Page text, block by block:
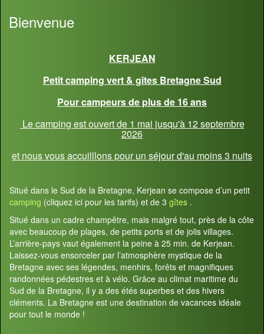
Bienvenue
KERJEAN
Petit camping vert & gîtes Bretagne Sud
Pour campeurs de plus de 16 ans
Le camping est ouvert de 1 mai jusqu'à 12 septembre
2026
et nous vous accuilllons pour un séjour d'au moins 3 nuits
Situé dans le Sud de la Bretagne, Kerjean se compose d’un petit
camping (cliquez ici pour les tarifs) et de 3 gîtes .
Situé dans un cadre champêtre, mais malgré tout, près de la côte
avec beaucoup de plages, de petits ports et de jolis villages.
L’arrière-pays vaut également la peine à 25 min. de Kerjean.
Laissez-vous ensorceler par l’atmosphère mystique de la
Bretagne avec ses légendes, menhirs, forêts et magnifiques
randonnées pédestres et à vélo. Grâce au climat maritime du
Sud de la Bretagne, il y a des étés superbes et des hivers
cléments. La Bretagne est une destination de vacances idéale
pour tout le monde !